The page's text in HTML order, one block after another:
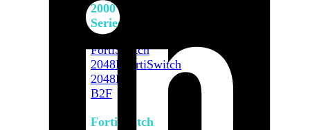
2000
Series
FortiSwitch
2048F
FortiSwitch
2048F-
B2F
FortiSwitch